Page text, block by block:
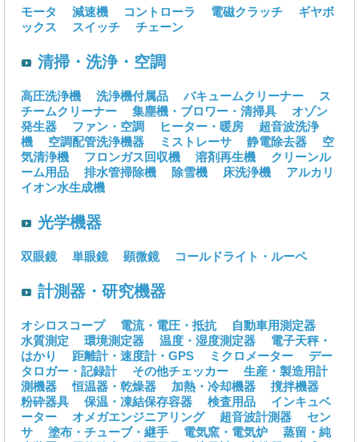
モータ 減速機 コントローラ 電磁クラッチ
ギヤボ
ックス
スイッチ チェーン
清掃・洗浄・空調
高圧洗浄機 洗浄機付属品 バキュームクリーナー
ス
チームクリーナー
集塵機・ブロワー・清掃具
オゾン
発生器
ファン・空調 ヒーター・暖房
超音波洗浄
機
空調配管洗浄機器 ミストレーサ 静電除去器
空
気清浄機
フロンガス回収機 溶剤再生機
クリーンル
ーム用品
排水管掃除機 除雪機 床洗浄機
アルカリ
イオン水生成機
光学機器
双眼鏡 単眼鏡 顕微鏡 コールドライト・ルーペ
計測器・研究機器
オシロスコープ 電流・電圧・抵抗
自動車用測定器
水質測定
環境測定器 温度・湿度測定器
電子天秤・
はかり
距離計・速度計・GPS ミクロメーター
デー
タロガー・記録計
その他チェッカー
生産・製造用計
測機器
恒温器・乾燥器 加熱・冷却機器
撹拌機器
粉砕器具
保温・凍結保存容器 検査用品
インキュベ
ーター
オメガエンジニアリング 超音波計測器
セン
サ
塗布・チューブ・継手 電気窯・電気炉
蒸留・純